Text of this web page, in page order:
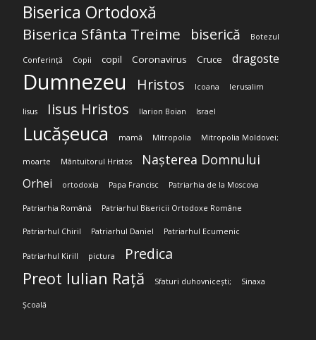
Biserica Ortodoxă
Biserica Sfânta Treime biserică Botezul
Conferință Copii copil Coronavirus Cruce dragoste
Dumnezeu Hristos Icoana Ierusalim
Iisus Iisus Hristos Ilarion Boian Israel
Lucășeuca mamă Mitropolia Mitropolia Moldovei;
moarte Mântuitorul Hristos Nașterea Domnului
Orhei ortodoxia Papa Francisc Patriarhia de la Moscova
Patriarhia Română Patriarhul Bisericii Ortodoxe Române
Patriarhul Chiril Patriarhul Daniel Patriarhul Ecumenic
Patriarhul Kirill pictura Predica
Preot Iulian Rață Sfaturi duhovnicești; Sinaxa
Școală